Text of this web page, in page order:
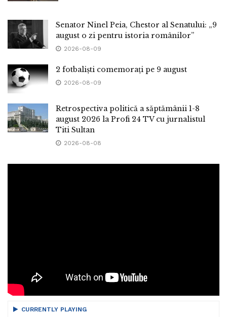
Senator Ninel Peia, Chestor al Senatului: „9
august o zi pentru istoria românilor”
2026-08-09
2 fotbaliști comemorați pe 9 august
2026-08-09
Retrospectiva politică a săptămânii 1-8
august 2026 la Profi 24 TV cu jurnalistul
Titi Sultan
2026-08-08
CURRENTLY PLAYING